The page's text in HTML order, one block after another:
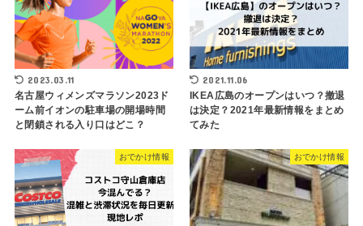
2023.03.11
名古屋ウィメンズマラソン2023ド
ーム前イオンの駐車場の開場時間
と閉鎖される入り口はどこ？
2021.11.06
IKEA広島のオープンはいつ？撤退
は決定？2021年最新情報をまとめ
てみた
おでかけ情報 おでかけ情報